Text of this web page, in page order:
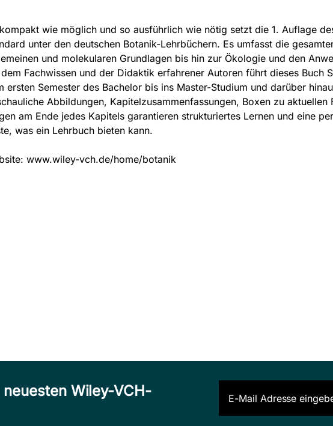
wie möglich und so ausführlich wie nötig setzt die 1. Auflage
unter den deutschen Botanik-Lehrbüchern. Es umfasst die
und molekularen Grundlagen bis hin zur Ökologie und den
Fachwissen und der Didaktik erfahrener Autoren führt dieses Buch
ersten Semester des Bachelor bis ins Master-Studium und darüber
Abbildungen, Kapitelzusammenfassungen, Boxen zu aktuellen
am Ende jedes Kapitels garantieren strukturiertes Lernen und eine
was ein Lehrbuch bieten kann.
www.wiley-vch.de/home/botanik
Wiley-VCH-